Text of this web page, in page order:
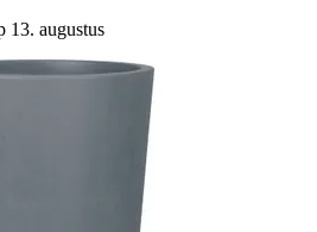
13. augustus